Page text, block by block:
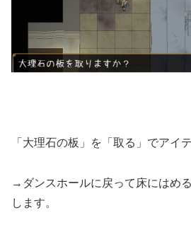
「大理石の板」を「取る」でアイ
→ダンスホールに戻って床にはめ
します。